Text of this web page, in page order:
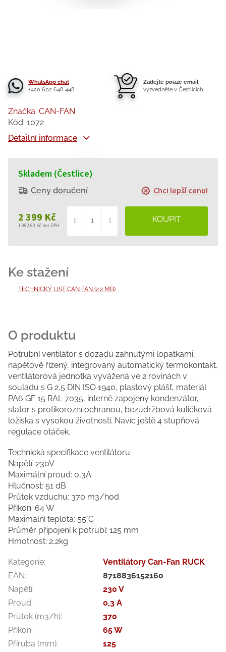
WhatsApp chat
+420 602 648 448
Zadejte pouze email
vyzvedněte v Čestlicích
2 399 Kč
1 982,60 Kč bez DPH
cena:
Skladem (Čestlice)
Ceny doručení Chci lepší cenu!
Detailní informace
Značka: CAN-FAN
Kód: 1072
TECHNICKÝ LIST CAN FAN (2.2 MB)
Potrubní ventilátor s dozadu zahnutými lopatkami,
napěťově řízený, integrovaný automatický termokontakt,
ventilátorová jednotka vyvážená ve 2 rovinách v
souladu s G 2,5 DIN ISO 1940, plastový plášť, materiál
PA6 GF 15 RAL 7035, interně zapojený kondenzátor,
stator s protikorozní ochranou, bezúdržbová kuličková
ložiska s vysokou životností. Navíc ještě 4 stupňová
regulace otáček.
Technická specifikace ventilátoru:
Napětí: 230V
Maximální proud: 0,3A
Hlučnost: 51 dB
Průtok vzduchu: 370 m3/hod
Příkon: 64 W
Maximální teplota: 55°C
Průměr připojení k potrubí: 125 mm
Hmotnost: 2,2kg
Kategorie:
Ventilátory Can-Fan RUCK
EAN:
8718836152160
Napětí:
230 V
Proud:
0,3 A
Průtok (m3/h):
370
Příkon:
65 W
Příruba (mm):
125